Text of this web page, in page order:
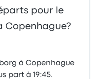
pour le
Copenhague?
à Copenhague
part à 19:45.